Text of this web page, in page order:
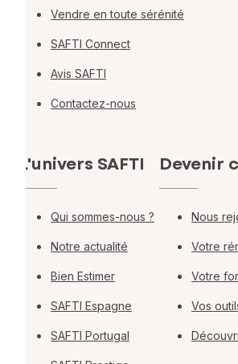
Vendre en toute sérénité
SAFTI Connect
Avis SAFTI
Contactez-nous
L'univers SAFTI
Qui sommes-nous ?
Notre actualité
Bien Estimer
SAFTI Espagne
SAFTI Portugal
Devenir
Nous
Votre
Votre
Vos